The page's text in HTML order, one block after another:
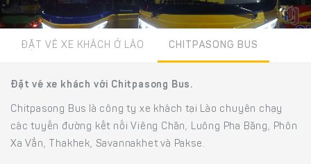
ĐẶT VÉ XE KHÁCH Ở LÀO CHITPASONG BUS
Đặt vé xe khách với Chitpasong Bus.
Chitpasong Bus là công ty xe khách tại Lào chuyên chạy
các tuyến đường kết nối Viêng Chăn, Luông Pha Băng, Phôn
Xa Vẳn, Thakhek, Savannakhet và Pakse.